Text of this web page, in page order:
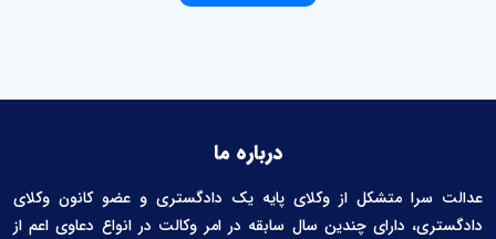
درباره ما
عدالت سرا متشکل از وکلای پایه یک دادگستری و عضو کانون وکلای
دادگستری، دارای چندین سال سابقه در امر وکالت در انواع دعاوی اعم از